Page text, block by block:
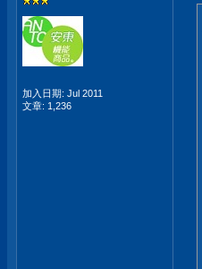
加入日期: Jul 2011
文章: 1,236